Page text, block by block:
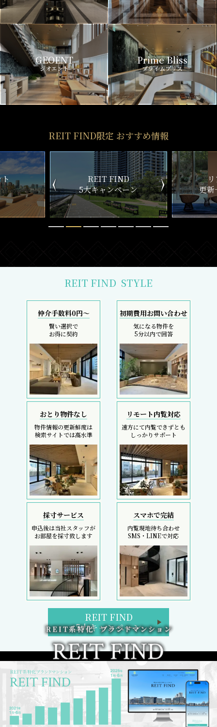
GEOENT
ジオエント
Prime Bliss
プライムブリス
REIT FIND限定 おすすめ情報
ン
リアルタイム
更新一覧チェック
新
REIT FIND STYLE
仲介手数料0円～
賢い選択で
お得に契約
初期費用お問い合わせ
気になる物件を
5分以内で回答
おとり物件なし
物件情報の更新鮮度は
検索サイトでは高水準
リモート内覧対応
遠方にて内覧できずとも
しっかりサポート
採寸サービス
申込後は当社スタッフが
お部屋を採寸致します
スマホで完結
内覧現地待ち合わせ
SMS・LINEで対応
REIT FIND
5大キャンペーン